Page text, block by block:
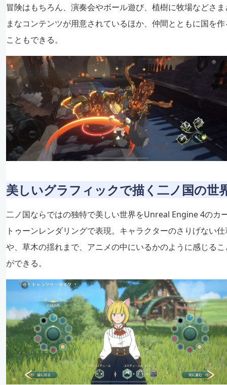
冒険はもちろん、演奏会やボール遊び、植樹に牧場などさま
まなコンテンツが用意されているほか、仲間とともに国を作
こともできる。
美しいグラフィックで描く二ノ国の世
二ノ国ならではの独特で美しい世界をUnreal Engine 4のカ
トゥーンレンダリングで表現。キャラクターのさりげない
や、草木の揺れまで、アニメの中にいるかのように感じるこ
ができる。